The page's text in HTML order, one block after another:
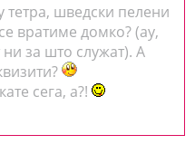
тетра, шведски пелени
вратиме домко? (ау,
за што служат). А
сега, а?!